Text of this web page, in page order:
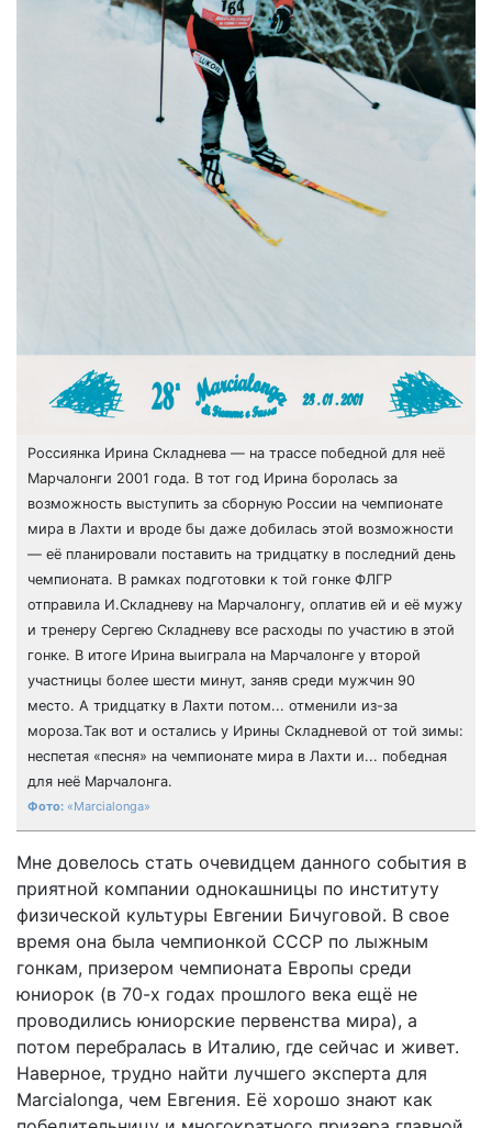
Россиянка Ирина Складнева — на трассе победной для неё
Марчалонги 2001 года. В тот год Ирина боролась за
возможность выступить за сборную России на чемпионате
мира в Лахти и вроде бы даже добилась этой возможности
— её планировали поставить на тридцатку в последний день
чемпионата. В рамках подготовки к той гонке ФЛГР
отправила И.Складневу на Марчалонгу, оплатив ей и её мужу
и тренеру Сергею Складневу все расходы по участию в этой
гонке. В итоге Ирина выиграла на Марчалонге у второй
участницы более шести минут, заняв среди мужчин 90
место. А тридцатку в Лахти потом... отменили из-за
мороза.Так вот и остались у Ирины Складневой от той зимы:
неспетая «песня» на чемпионате мира в Лахти и... победная
для неё Марчалонга.
«Marcialonga»
Мне довелось стать очевидцем данного события в
приятной компании однокашницы по институту
физической культуры Евгении Бичуговой. В свое
время она была чемпионкой СССР по лыжным
гонкам, призером чемпионата Европы среди
юниорок (в 70-х годах прошлого века ещё не
проводились юниорские первенства мира), а
потом перебралась в Италию, где сейчас и живет.
Наверное, трудно найти лучшего эксперта для
Marcialonga, чем Евгения. Её хорошо знают как